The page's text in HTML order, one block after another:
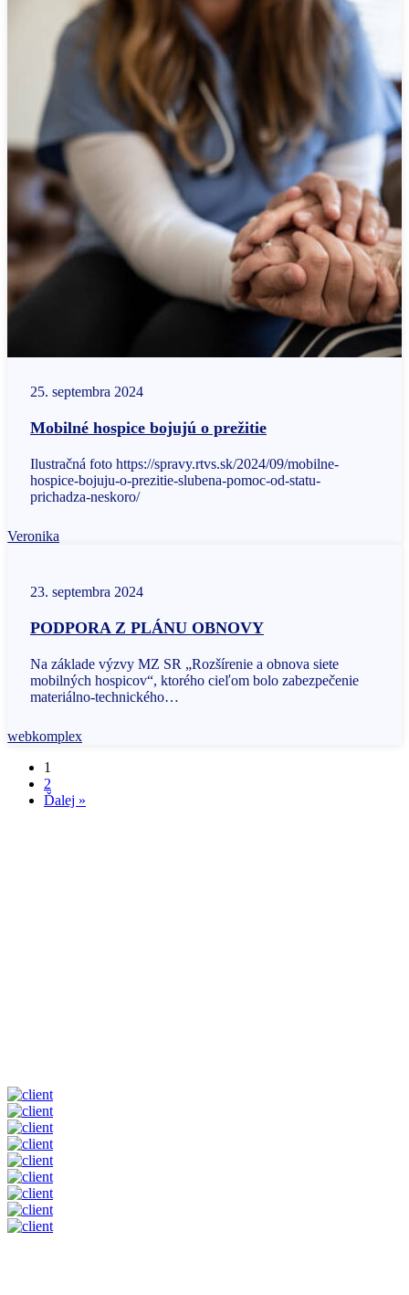
25. septembra 2024
Mobilné hospice bojujú o prežitie
Ilustračná foto https://spravy.rtvs.sk/2024/09/mobilne-
hospice-bojuju-o-prezitie-slubena-pomoc-od-statu-
prichadza-neskoro/
Veronika
23. septembra 2024
PODPORA Z PLÁNU OBNOVY
Na základe výzvy MZ SR „Rozšírenie a obnova siete
mobilných hospicov“, ktorého cieľom bolo zabezpečenie
materiálno-technického…
webkomplex
1
2
Ďalej »